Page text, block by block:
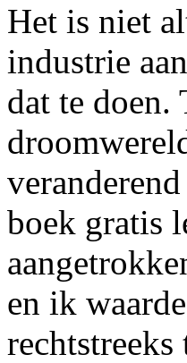
Het is niet
industrie
dat te
boek gratis
en ik